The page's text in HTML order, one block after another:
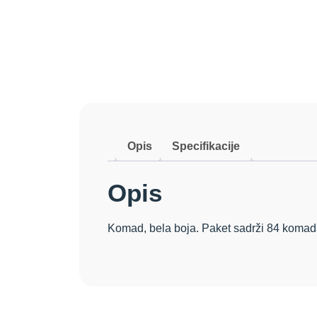
Opis Specifikacije
Opis
Komad, bela boja. Paket sadrži 84